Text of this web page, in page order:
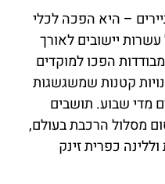
– היא הפכה לכלי
יישובים לאורך
הפכו למוקדים
קטנות שמשגשגות
מדי שבוע. תושבים
מסלול הרכבת בעולם,
כפרית זינק